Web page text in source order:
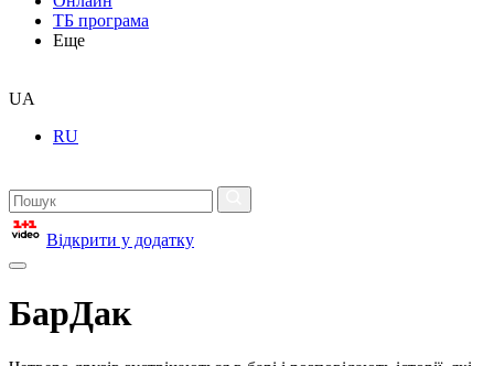
ТБ програма
Еще
UA
RU
Відкрити у додатку
БарДак